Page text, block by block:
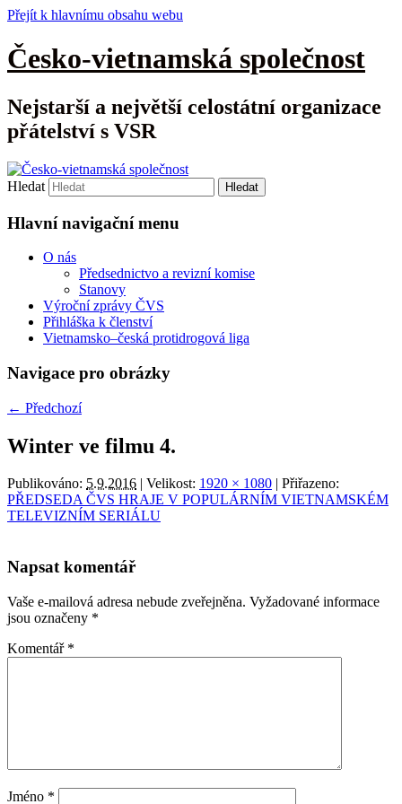
Přejít k hlavnímu obsahu webu
Česko-vietnamská společnost
Nejstarší a největší celostátní organizace
přátelství s VSR
Hledat
Hlavní navigační menu
O nás
Předsednictvo a revizní komise
Stanovy
Výroční zprávy ČVS
Přihláška k členství
Vietnamsko–česká protidrogová liga
Navigace pro obrázky
← Předchozí
Winter ve filmu 4.
Publikováno: 5.9.2016 | Velikost: 1920 × 1080 | Přiřazeno:
PŘEDSEDA ČVS HRAJE V POPULÁRNÍM VIETNAMSKÉM
TELEVIZNÍM SERIÁLU
Napsat komentář
Vaše e-mailová adresa nebude zveřejněna. Vyžadované informace
jsou označeny *
Komentář *
Jméno *